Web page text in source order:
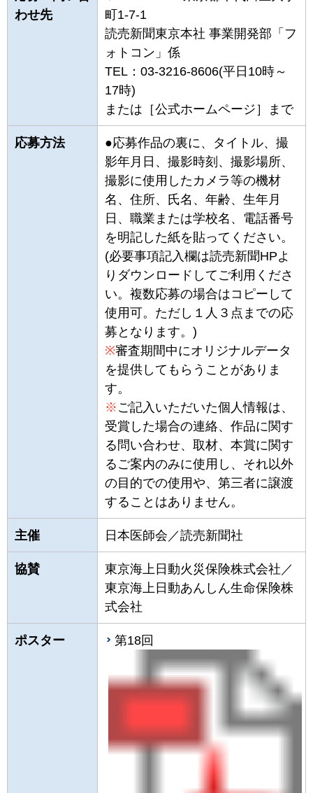
わせ先
町1-7-1
読売新聞東京本社 事業開発部「フ
ォトコン」係
TEL：03-3216-8606(平日10時～
17時)
または ［公式ホームページ］ まで
応募方法
●応募作品の裏に、タイトル、撮
影年月日、撮影時刻、撮影場所、
撮影に使用したカメラ等の機材
名、住所、氏名、年齢、生年月
日、職業または学校名、電話番号
を明記した紙を貼ってください。
(必要事項記入欄は読売新聞HPよ
りダウンロードしてご利用くださ
い。複数応募の場合はコピーして
使用可。ただし１人３点までの応
募となります。)
※審査期間中にオリジナルデータ
を提供してもらうことがありま
す。
※ご記入いただいた個人情報は、
受賞した場合の連絡、作品に関す
る問い合わせ、取材、本賞に関す
るご案内のみに使用し、それ以外
の目的での使用や、第三者に譲渡
することはありません。
主催 日本医師会／読売新聞社
協賛
東京海上日動火災保険株式会社／
東京海上日動あんしん生命保険株
式会社
ポスター 第18回